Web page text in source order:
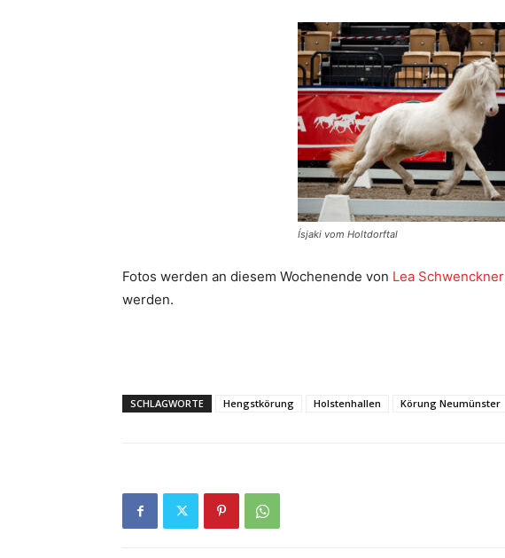
Ísjaki vom Holtdorftal
Fotos werden an diesem Wochenende von Lea Schwenckner
werden.
SCHLAGWORTE Hengstkörung Holstenhallen Körung Neumünster